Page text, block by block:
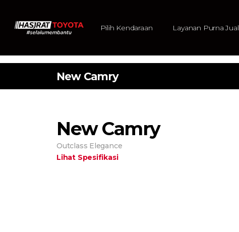
Pilih Kendaraan Layanan Purna Jual
New Camry
New Camry
Outclass Elegance
Lihat Spesifikasi